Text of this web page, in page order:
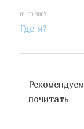
01-09-2007
Где я?
Рекомендуем
почитать